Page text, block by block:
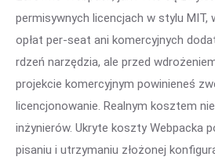
permisywnych licencjach w stylu MIT,
opłat per-seat ani komercyjnych
rdzeń narzędzia, ale przed
projekcie komercyjnym powinieneś
licencjonowanie. Realnym kosztem
inżynierów. Ukryte koszty Webpacka
pisaniu i utrzymaniu złożonej